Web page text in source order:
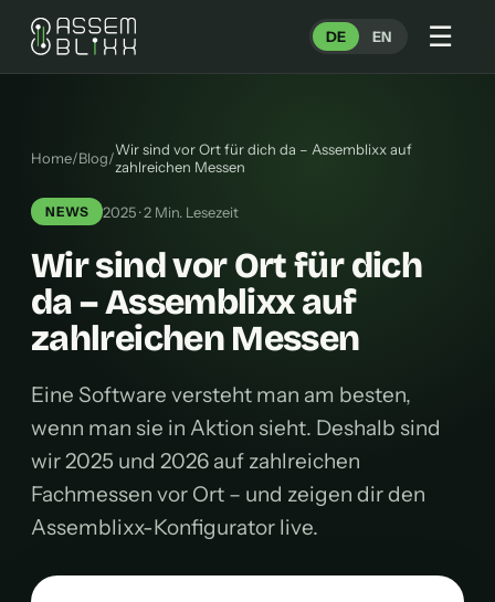
☰
DE EN
Home/Blog/Wir sind vor Ort für dich da – Assemblixx auf
zahlreichen Messen
NEWS 2025 · 2 Min. Lesezeit
Wir sind vor Ort für dich
da – Assemblixx auf
zahlreichen Messen
Eine Software versteht man am besten,
wenn man sie in Aktion sieht. Deshalb sind
wir 2025 und 2026 auf zahlreichen
Fachmessen vor Ort – und zeigen dir den
Assemblixx-Konfigurator live.